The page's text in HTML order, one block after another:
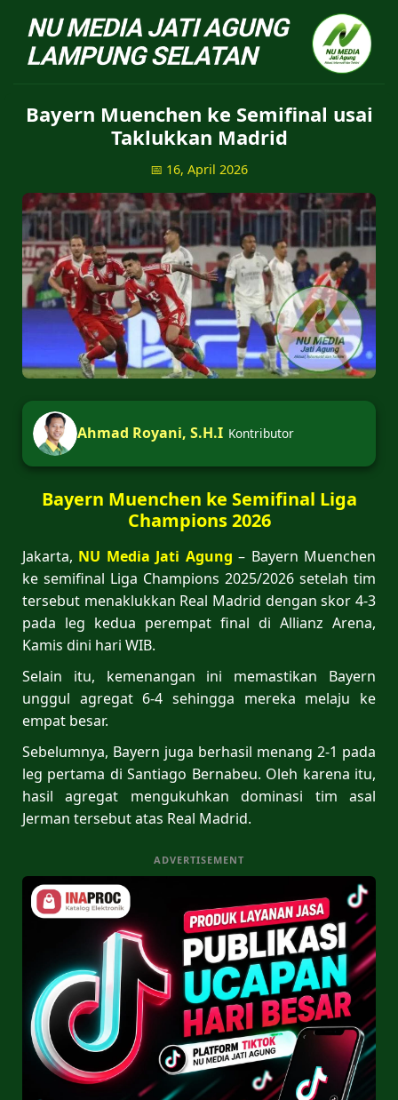
NU Jatiagung - Situs
Bayern Muenchen ke Semifinal usai
Taklukkan Madrid
📅 16, April 2026
Ahmad Royani, S.H.I Kontributor
Bayern Muenchen ke Semifinal Liga
Champions 2026
Jakarta, NU Media Jati Agung – Bayern Muenchen
ke semifinal Liga Champions 2025/2026 setelah tim
tersebut menaklukkan Real Madrid dengan skor 4-3
pada leg kedua perempat final di Allianz Arena,
Kamis dini hari WIB.
Selain itu, kemenangan ini memastikan Bayern
unggul agregat 6-4 sehingga mereka melaju ke
empat besar.
Sebelumnya, Bayern juga berhasil menang 2-1 pada
leg pertama di Santiago Bernabeu. Oleh karena itu,
hasil agregat mengukuhkan dominasi tim asal
Jerman tersebut atas Real Madrid.
ADVERTISEMENT